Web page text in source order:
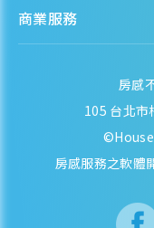
房感 HouseFeel
檬檬商城
商業服務
房感
105 台北市
房感服務之軟體